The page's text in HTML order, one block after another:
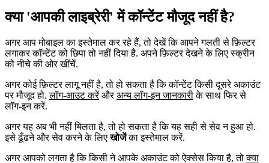
क्या 'आपकी लाइब्रेरी' में कॉन्टेंट मौजूद नहीं है?
अगर आप मोबाइल का इस्तेमाल कर रहे हैं, तो देखें कि आपने गलती से फ़िल्टर
लगाकर कॉन्टेंट को छिपा तो नहीं दिया है. अपने फ़िल्टर देखने के लिए स्क्रीन
को नीचे की ओर खींचें.
अगर कोई फ़िल्टर लागू नहीं है, तो हो सकता है कि कॉन्टेंट किसी दूसरे अकाउंट
पर मौजूद हो.लॉग-आउट करेंऔरअन्य लॉग-इन जानकारीके साथ फिर से
लॉग-इन करें.
अगर यह अब भी नहीं मिलता है, तो हो सकता है कि यह सही से सेव न हुआ हो.
इसे ढूँढने और सेव करने के लिएखोजेंका इस्तेमाल करें.
अगर आपको लगता है कि किसी ने आपके अकाउंट को ऐक्सेस किया है, तोक्या